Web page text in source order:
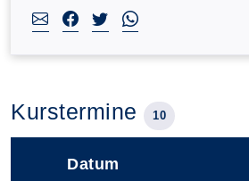
Kurstermine 10
Datum